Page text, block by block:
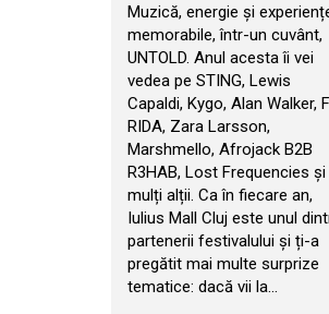
Muzică, energie și
memorabile, într-un cuvânt,
UNTOLD. Anul acesta îi vei
vedea pe STING, Lewis
Capaldi, Kygo, Alan Walker,
RIDA, Zara Larsson,
Marshmello, Afrojack B2B
R3HAB, Lost Frequencies și
mulți alții. Ca în fiecare an,
Iulius Mall Cluj este unul
partenerii festivalului și ți-a
pregătit mai multe surprize
tematice: dacă vii la…